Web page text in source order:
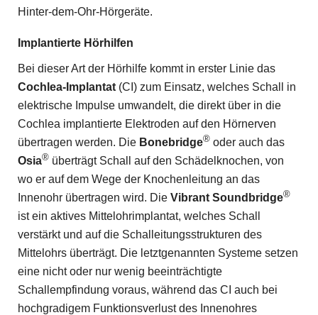
Hinter-dem-Ohr-Hörgeräte.
Implantierte Hörhilfen
Bei dieser Art der Hörhilfe kommt in erster Linie das
Cochlea-Implantat (CI) zum Einsatz, welches Schall in
elektrische Impulse umwandelt, die direkt über in die
Cochlea implantierte Elektroden auf den Hörnerven
übertragen werden. Die Bonebridge® oder auch das
Osia® überträgt Schall auf den Schädelknochen, von
wo er auf dem Wege der Knochenleitung an das
Innenohr übertragen wird. Die Vibrant Soundbridge®
ist ein aktives Mittelohrimplantat, welches Schall
verstärkt und auf die Schalleitungsstrukturen des
Mittelohrs überträgt. Die letztgenannten Systeme setzen
eine nicht oder nur wenig beeinträchtigte
Schallempfindung voraus, während das CI auch bei
hochgradigem Funktionsverlust des Innenohres